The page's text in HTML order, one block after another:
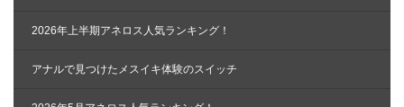
2026年上半期アネロス人気ランキング！
アナルで見つけたメスイキ体験のスイッチ